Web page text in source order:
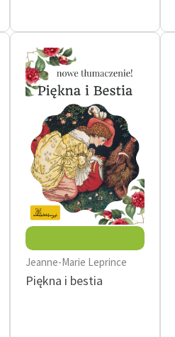
Jeanne-Marie Leprince
Piękna i bestia